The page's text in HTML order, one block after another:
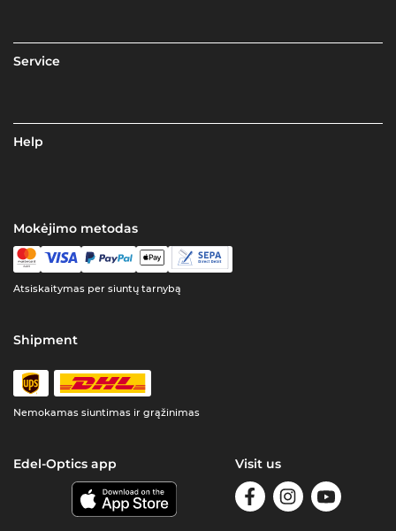
Service
Help
Mokėjimo metodas
Atsiskaitymas per siuntų tarnybą
Shipment
Nemokamas siuntimas ir grąžinimas
Edel-Optics app Visit us